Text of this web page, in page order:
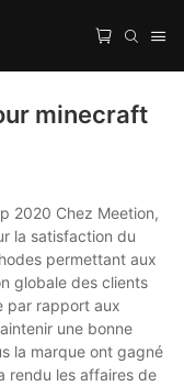
minecraft
2020 Chez Meetion,
la satisfaction du
permettant aux
globale des clients
par rapport aux
une bonne
la marque ont gagné
rendu les affaires de